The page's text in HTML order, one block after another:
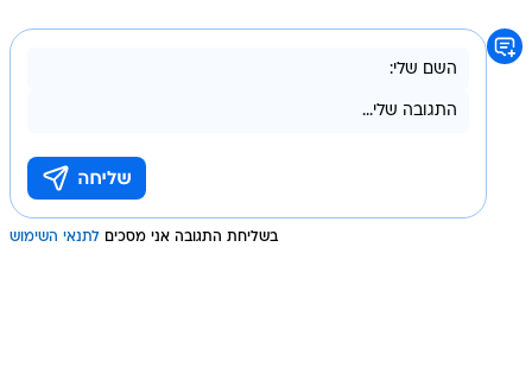
בשליחת התגובה אני מסכים לתנאי השימוש